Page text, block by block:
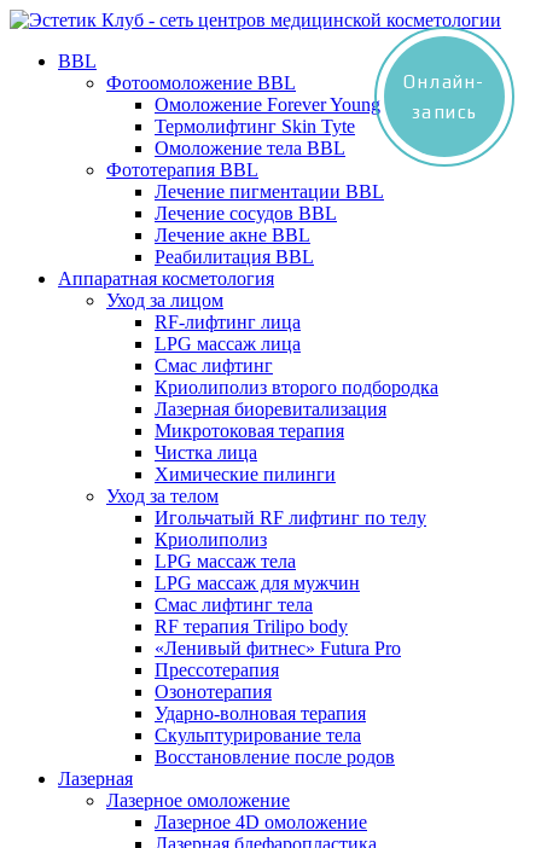
BBL
Фотоомоложение BBL
Омоложение Forever Young
Термолифтинг Skin Tyte
Омоложение тела BBL
Фототерапия BBL
Лечение пигментации BBL
Лечение сосудов BBL
Лечение акне BBL
Реабилитация BBL
Аппаратная косметология
Уход за лицом
RF-лифтинг лица
LPG массаж лица
Смас лифтинг
Криолиполиз второго подбородка
Лазерная биоревитализация
Микротоковая терапия
Чистка лица
Химические пилинги
Уход за телом
Игольчатый RF лифтинг по телу
Криолиполиз
LPG массаж тела
LPG массаж для мужчин
Смас лифтинг тела
RF терапия Trilipo body
«Ленивый фитнес» Futura Pro
Прессотерапия
Озонотерапия
Ударно-волновая терапия
Скульптурирование тела
Восстановление после родов
Лазерная
Лазерное омоложение
Лазерное 4D омоложение
Лазерная блефаропластика
Онлайн-
запись